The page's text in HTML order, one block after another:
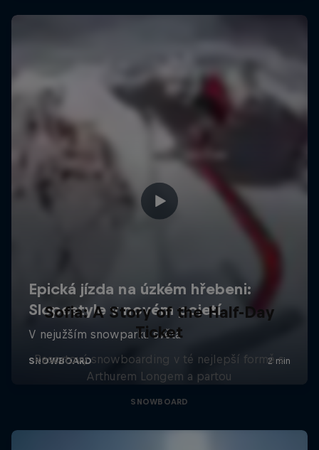
Sofia: A Story of the Half-Day
Ticket
Resortový snowboarding v té nejlepší formě s
Arthurem Longem a partou
SNOWBOARD